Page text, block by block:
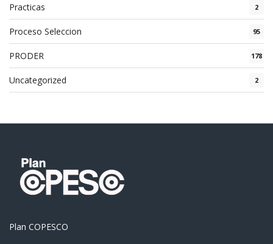
Practicas 2
Proceso Seleccion 95
PRODER 178
Uncategorized 2
Plan COPESCO